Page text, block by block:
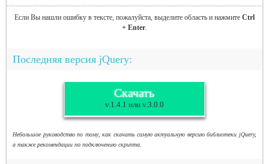
Если Вы нашли ошибку в тексте, пожалуйста, выделите область и нажмите Ctrl
+ Enter.
Последняя версия jQuery:
Скачать
v.1.4.1 или v.3.0.0
Небольшое руководство по тому, как скачать самую актуальную версию библиотеки jQuery,
а также рекомендации по подключению скрипта.